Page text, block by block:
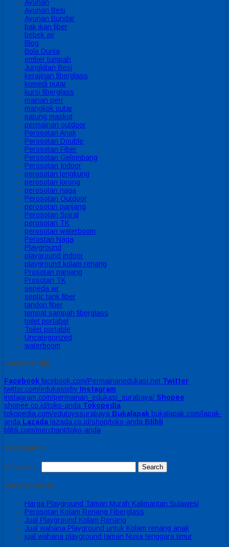
Ayunan
Ayunan Besi
Ayunan Bundar
bak ikan fiber
bebek air
Blog
Bola Dunia
ember tumpah
Jungkitan Besi
kerajinan fiberglass
komedi putar
kursi fiberglass
mainan perr
mangkok putar
patung maskot
permainan outdoor
Perosotan Anak
Perosotan Double
Perosotan Fiber
Perosotan Gelombang
Perosotan Indoor
perosotan lengkung
perosotan lorong
perosotan naga
Perosotan Outdoor
perosotan panjang
Perosotan Spiral
perosotan TK
perosotan waterboom
Perostan Naga
Playground
playground indoor
playground kolam renang
Prosotan panjang
Prosotan TK
sepeda air
septic tank fiber
tandon fiber
tempat sampah fiberglass
toilet portabel
Toilet portable
Uncategorized
waterboom
Social Media
Facebook facebook.com/Permainanedukasi.net Twitter
twitter.com/edukasisby Instagram
instagram.com/permainan_edukasi_surabaya/ Shopee
shopee.co.id/toko-anda Tokopedia
tokopedia.com/edutoyssurabaya Bukalapak bukalapak.com/lapak-
anda Lazada lazada.co.id/shop/toko-anda Blibli
blibli.com/merchant/toko-anda
Testimonial
Search for:
Recent Posts
Harga Playground Taman Murah Kalimantan Sulawesi
Perosotan Kolam Renang Fiberglass
Jual Playground Kolam Renang
Jual wahana Playground untuk Kolam renang anak
jual wahana playground taman Nusa tenggara timur